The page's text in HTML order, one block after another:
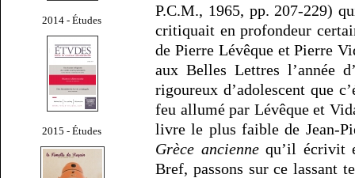
2014 - Études
2015 - Études
P.C.M., 1965, pp. 207-229)
critiquait en profondeur
de Pierre Lévêque et Pierre
aux Belles Lettres l’année
rigoureux d’adolescent que
feu allumé par Lévêque et
livre le plus faible de Jean-
Grèce anciennequ’il écrivit
Bref, passons sur ce lassant